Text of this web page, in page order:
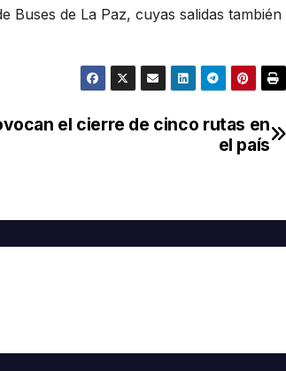
Buses de La Paz, cuyas salidas también
el cierre de cinco rutas en
el país